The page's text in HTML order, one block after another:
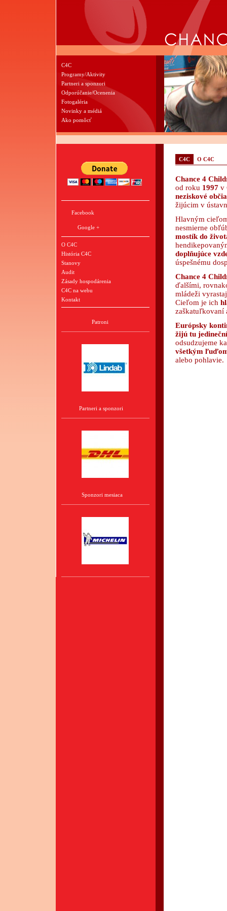
C4C
Programy/Aktivity
Partneri a sponzori
Odporúčanie/Ocenenia
Fotogaléria
Novinky a médiá
Ako pomôcť
Facebook
Google +
O C4C
História C4C
Stanovy
Audit
Zásady hospodárenia
C4C na webu
Kontakt
Patroni
Partneri a sponzori
Sponzori mesiaca
C4C O C4C
Chance 4
od roku 1997 v
neziskové
žijúcim v
Hlavným
nesmierne
mostík do
doplňujúce
úspešnému
Chance 4
ďalšími,
mládeži
Cieľom je ich
zaškatuľkovaní
Európsky
žijú tu
odsudzujeme
všetkým
alebo pohlavie.